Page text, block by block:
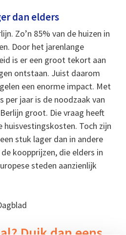
dan elders
Zo’n 85% van de huizen in
Door het jarenlange
is er een groot tekort aan
ontstaan. Juist daarom
een enorme impact. Met
per jaar is de noodzaak van
groot. Die vraag heeft
Toch zijn
stuk lager dan in andere
koopprijzen, die elders in
steden aanzienlijk